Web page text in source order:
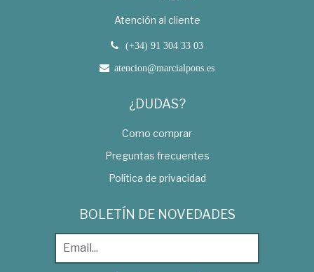
Atención al cliente
(+34) 91 304 33 03
atencion@marcialpons.es
¿DUDAS?
Como comprar
Preguntas frecuentes
Política de privacidad
BOLETÍN DE NOVEDADES